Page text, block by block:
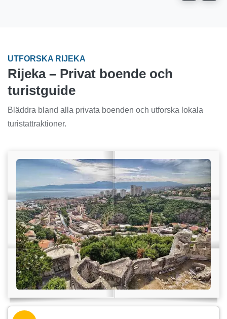
UTFORSKA RIJEKA
Rijeka – Privat boende och
turistguide
Bläddra bland alla privata boenden och utforska lokala
turistattraktioner.